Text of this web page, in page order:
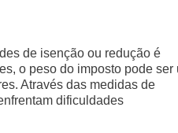
de isenção ou redução é
o peso do imposto pode ser
Através das medidas de
dificuldades